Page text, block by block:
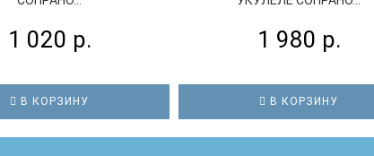
1 020 р.
В КОРЗИНУ
1 980 р.
В КОРЗИНУ